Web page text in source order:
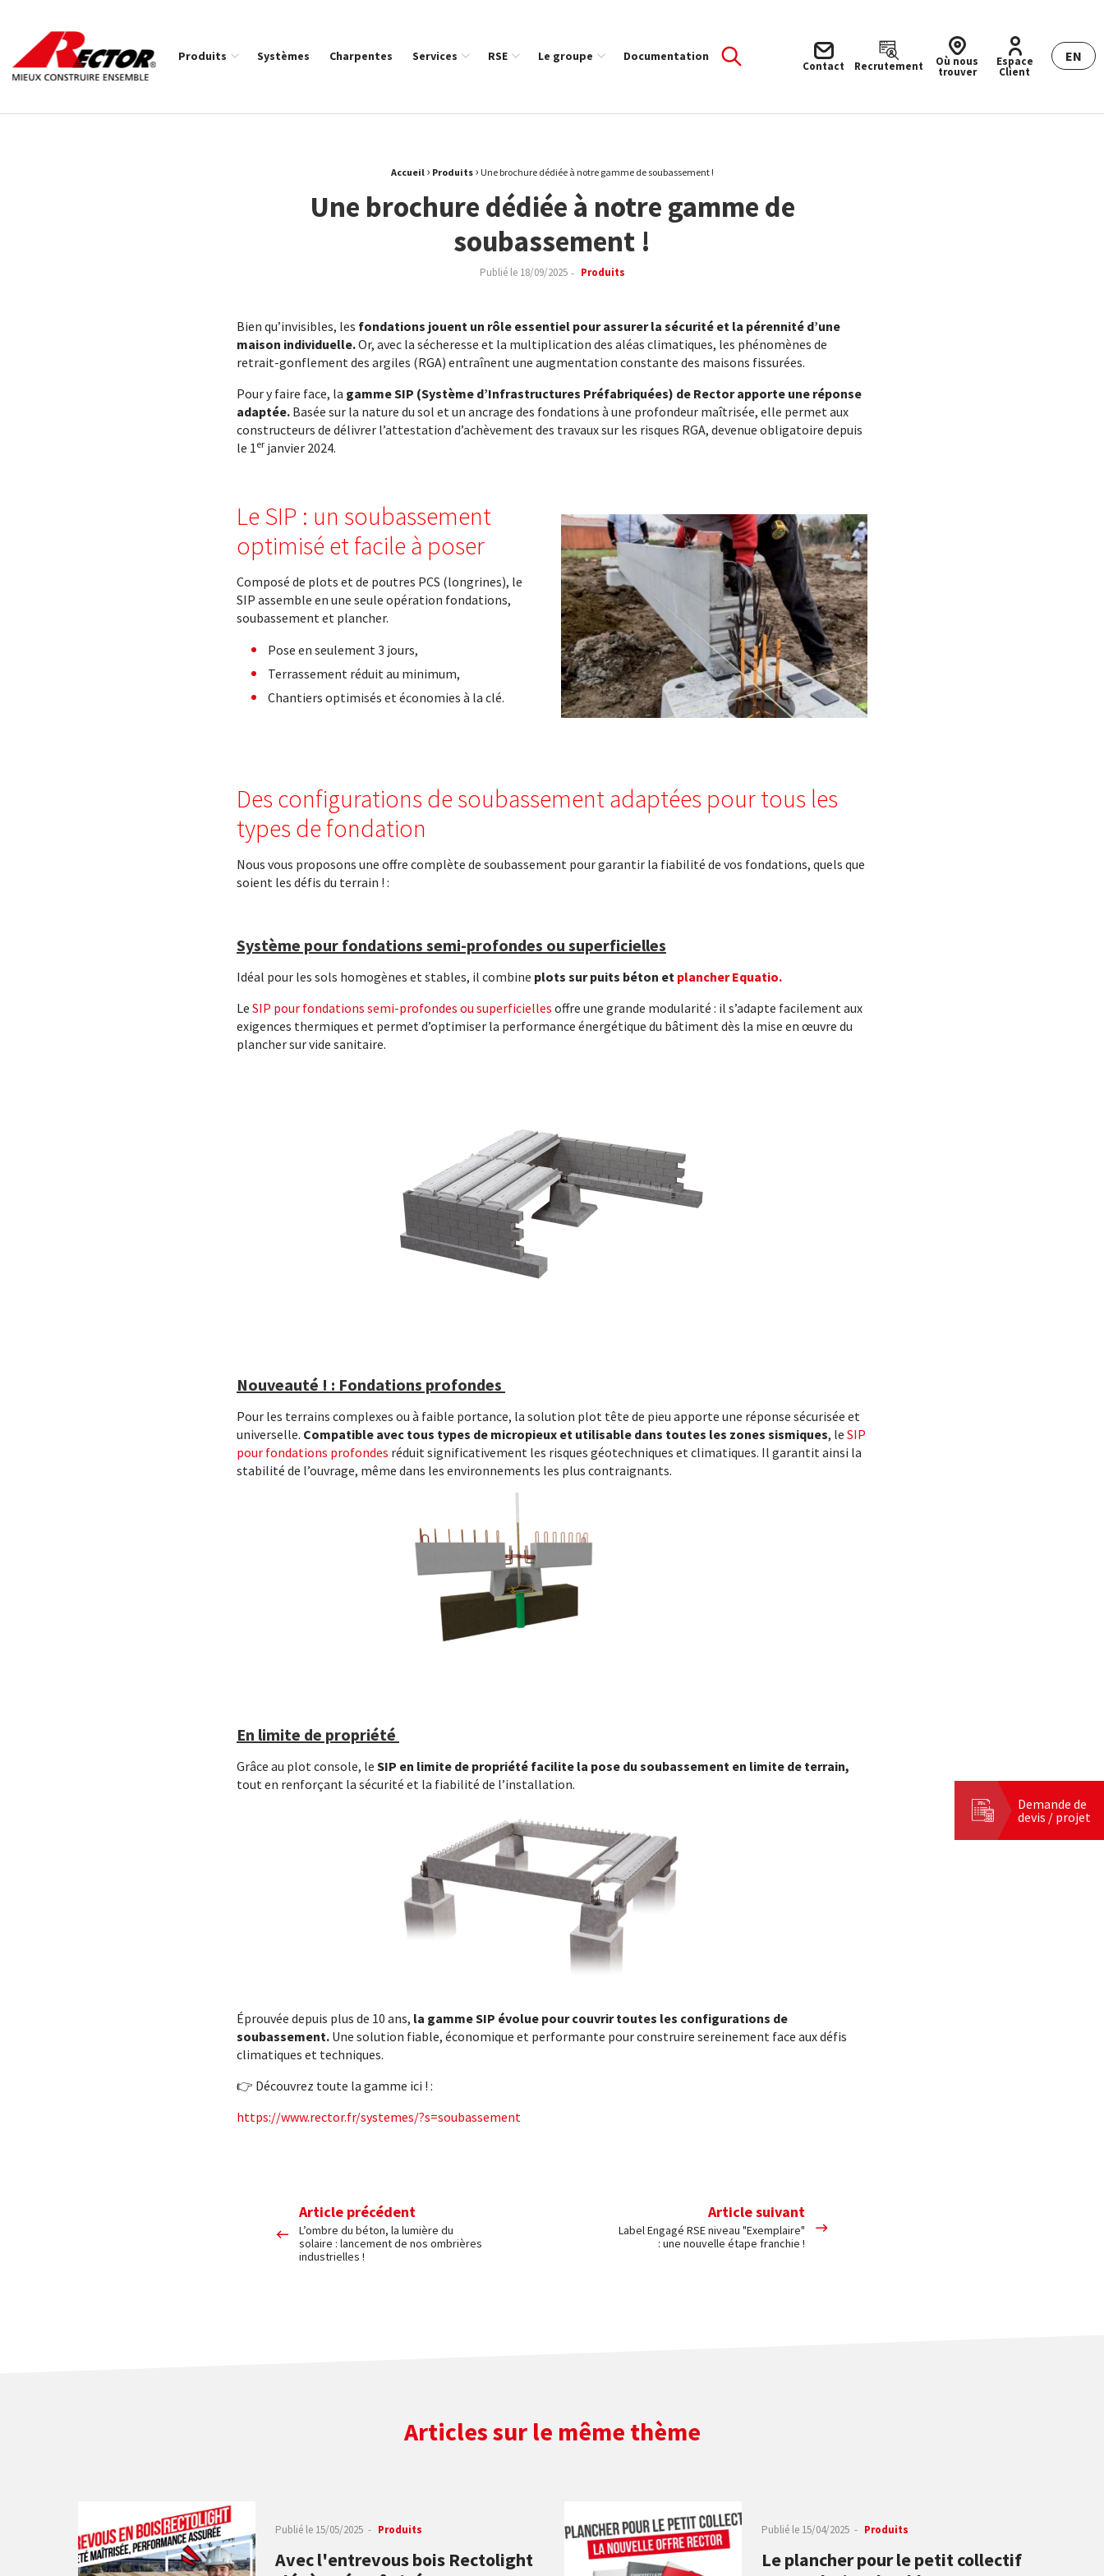
Rector Mieux construire ensemble
Produits Systèmes Charpentes Services RSE Le groupe Documentation
Contact Recrutement Où nous
trouver
Espace
Client
EN
Accueil › Produits › Une brochure dédiée à notre gamme de soubassement !
Une brochure dédiée à notre gamme de
soubassement !
Publié le 18/09/2025 Produits
Bien qu’invisibles, les fondations jouent un rôle essentiel pour assurer la sécurité et la pérennité d’une
maison individuelle.Or, avec la sécheresse et la multiplication des aléas climatiques, les phénomènes de
retrait-gonflement des argiles (RGA) entraînent une augmentation constante des maisons fissurées.
Pour y faire face, la gamme SIP (Système d’Infrastructures Préfabriquées) de Rector apporte une réponse
adaptée. Basée sur la nature du sol et un ancrage des fondations à une profondeur maîtrisée, elle permet aux
constructeurs de délivrer l’attestation d’achèvement des travaux sur les risques RGA, devenue obligatoire depuis
le 1er janvier 2024.
Le SIP : un soubassement
optimisé et facile à poser
Composé de plots et de poutres PCS (longrines), le
SIP assemble en une seule opération fondations,
soubassement et plancher.
Pose en seulement 3 jours,
Terrassement réduit au minimum,
Chantiers optimisés et économies à la clé.
Des configurations de soubassement adaptées pour tous les
types de fondation
Nous vous proposons une offre complète de soubassement pour garantir la fiabilité de vos fondations, quels que
soient les défis du terrain ! :
Système pour fondations semi-profondes ou superficielles
Idéal pour les sols homogènes et stables, il combine plots sur puits béton et plancher Equatio.
Le SIP pour fondations semi-profondes ou superficielles offre une grande modularité : il s’adapte facilement aux
exigences thermiques et permet d’optimiser la performance énergétique du bâtiment dès la mise en œuvre du
plancher sur vide sanitaire.
Nouveauté ! : Fondations profondes
Pour les terrains complexes ou à faible portance, la solution plot tête de pieu apporte une réponse sécurisée et
universelle. Compatible avec tous types de micropieux et utilisable dans toutes les zones sismiques, le SIP
pour fondations profondes réduit significativement les risques géotechniques et climatiques. Il garantit ainsi la
stabilité de l’ouvrage, même dans les environnements les plus contraignants.
En limite de propriété
Grâce au plot console, le SIP en limite de propriété facilite la pose du soubassement en limite de terrain,
tout en renforçant la sécurité et la fiabilité de l’installation.
Éprouvée depuis plus de 10 ans, la gamme SIP évolue pour couvrir toutes les configurations de
soubassement. Une solution fiable, économique et performante pour construire sereinement face aux défis
climatiques et techniques.
👉 Découvrez toute la gamme ici ! :
https://www.rector.fr/systemes/?s=soubassement
Article précédent
L’ombre du béton, la lumière du
solaire : lancement de nos ombrières
industrielles !
Article suivant
Label Engagé RSE niveau "Exemplaire"
: une nouvelle étape franchie !
Articles sur le même thème
Publié le 15/05/2025 Produits
Avec l'entrevous bois Rectolight
Publié le 15/04/2025 Produits
Le plancher pour le petit collectif
Demande de
devis / projet